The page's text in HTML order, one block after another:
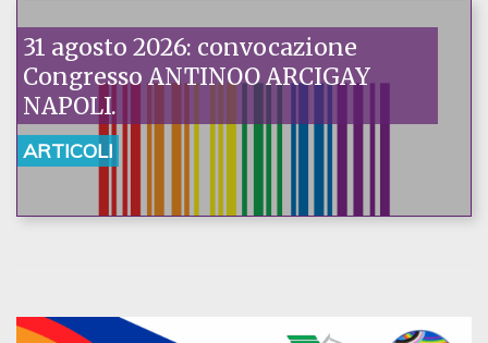
31 agosto 2026: convocazione
Congresso ANTINOO ARCIGAY
NAPOLI.
ARTICOLI